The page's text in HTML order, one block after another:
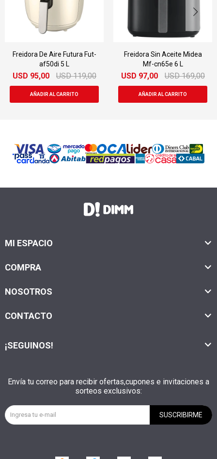
Freidora De Aire Futura Fut-
af50di 5 L
USD 95,00 USD 119,00
Freidora Sin Aceite Midea
Mf-cn65e 6 L
USD 97,00 USD 169,00
MI ESPACIO
COMPRA
NOSOTROS
CONTACTO
Envía tu correo para recibir ofertas,cupones e invitaciones a
sorteos exclusivos:
SUSCRIBIRME
¡SEGUINOS!